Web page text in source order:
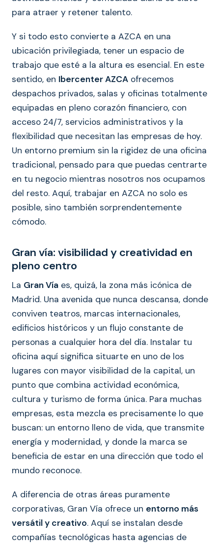
para atraer y retener talento.
Y si todo esto convierte a AZCA en una
ubicación privilegiada, tener un espacio de
trabajo que esté a la altura es esencial. En este
sentido, en Ibercenter AZCA ofrecemos
despachos privados, salas y oficinas totalmente
equipadas en pleno corazón financiero, con
acceso 24/7, servicios administrativos y la
flexibilidad que necesitan las empresas de hoy.
Un entorno premium sin la rigidez de una oficina
tradicional, pensado para que puedas centrarte
en tu negocio mientras nosotros nos ocupamos
del resto. Aquí, trabajar en AZCA no solo es
posible, sino también sorprendentemente
cómodo.
Gran vía: visibilidad y creatividad en
pleno centro
La Gran Vía es, quizá, la zona más icónica de
Madrid. Una avenida que nunca descansa, donde
conviven teatros, marcas internacionales,
edificios históricos y un flujo constante de
personas a cualquier hora del día. Instalar tu
oficina aquí significa situarte en uno de los
lugares con mayor visibilidad de la capital, un
punto que combina actividad económica,
cultura y turismo de forma única. Para muchas
empresas, esta mezcla es precisamente lo que
buscan: un entorno lleno de vida, que transmite
energía y modernidad, y donde la marca se
beneficia de estar en una dirección que todo el
mundo reconoce.
A diferencia de otras áreas puramente
corporativas, Gran Vía ofrece un entorno más
versátil y creativo. Aquí se instalan desde
compañías tecnológicas hasta agencias de